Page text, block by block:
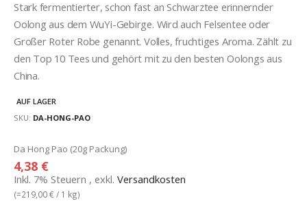
Stark fermentierter, schon fast an Schwarztee erinnernder
Oolong aus dem WuYi-Gebirge. Wird auch Felsentee oder
Großer Roter Robe genannt. Volles, fruchtiges Aroma. Zählt zu
den Top 10 Tees und gehört mit zu den besten Oolongs aus
China.
AUF LAGER
SKU DA-HONG-PAO
Produkte
-
Artikel
Da Hong Pao (20g Packung)
4,38 €
Inkl. 7% Steuern , exkl. Versandkosten
(=219,00 € / 1 kg)